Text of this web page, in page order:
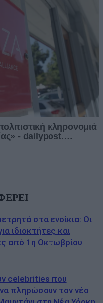
στα ενοίκια: Οι
ιδιοκτήτες και
από 1η Οκτωβρίου
celebrities που
πληρώσουν τον νέο